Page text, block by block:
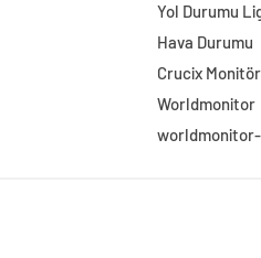
Yol Durumu
Hava Durumu
Crucix Monitör
Worldmonitor